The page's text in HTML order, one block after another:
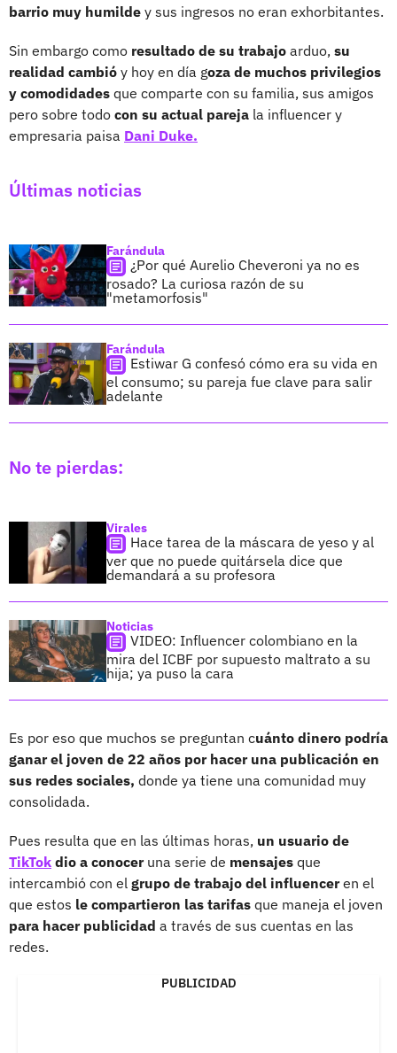
barrio muy humilde y sus ingresos no eran exhorbitantes.
Sin embargo como resultado de su trabajo arduo, su
realidad cambió y hoy en día goza de muchos privilegios
y comodidades que comparte con su familia, sus amigos
pero sobre todo con su actual pareja la influencer y
empresaria paisa Dani Duke.
Últimas noticias
Farándula
¿Por qué Aurelio Cheveroni ya no es
rosado? La curiosa razón de su
"metamorfosis"
Farándula
Estiwar G confesó cómo era su vida en
el consumo; su pareja fue clave para salir
adelante
No te pierdas:
Virales
Hace tarea de la máscara de yeso y al
ver que no puede quitársela dice que
demandará a su profesora
Noticias
VIDEO: Influencer colombiano en la
mira del ICBF por supuesto maltrato a su
hija; ya puso la cara
Es por eso que muchos se preguntan cuánto dinero podría
ganar el joven de 22 años por hacer una publicación en
sus redes sociales, donde ya tiene una comunidad muy
consolidada.
Pues resulta que en las últimas horas, un usuario de
TikTok dio a conocer una serie de mensajes que
intercambió con el grupo de trabajo del influenceren el
que estos le compartieron las tarifas que maneja el joven
para hacer publicidad a través de sus cuentas en las
redes.
PUBLICIDAD